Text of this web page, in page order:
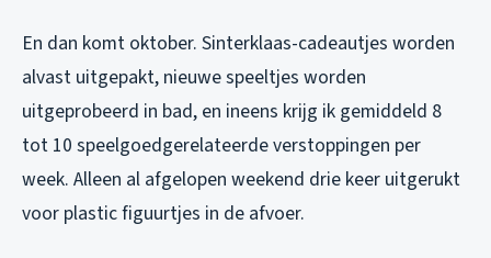
En dan komt oktober. Sinterklaas-cadeautjes worden
alvast uitgepakt, nieuwe speeltjes worden
uitgeprobeerd in bad, en ineens krijg ik gemiddeld 8
tot 10 speelgoedgerelateerde verstoppingen per
week. Alleen al afgelopen weekend drie keer uitgerukt
voor plastic figuurtjes in de afvoer.